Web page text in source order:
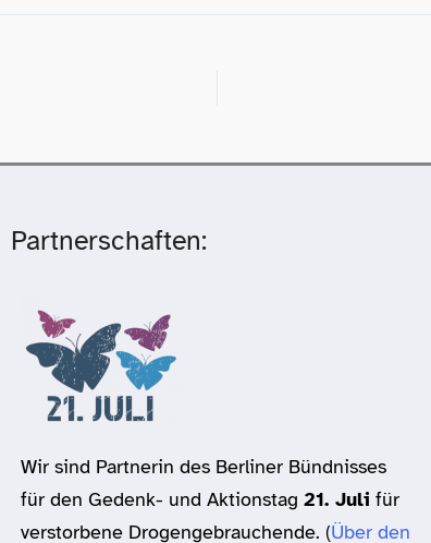
Partnerschaften:
Wir sind Partnerin des Berliner Bündnisses
für den Gedenk- und Aktionstag21. Juli für
verstorbene Drogengebrauchende. (Über den